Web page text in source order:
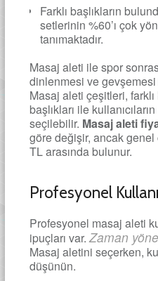
Farklı başlıkların
setlerinin %60’ı çok
tanımaktadır.
Masaj aleti ile spor
dinlenmesi ve
Masaj aleti çeşitleri, farklı
başlıkları ile
seçilebilir. Masaj aleti
göre değişir, ancak
TL arasında bulunur.
Profesyonel
Profesyonel masaj aleti
ipuçları var. Zaman
Masaj aletini seçerken,
düşünün.